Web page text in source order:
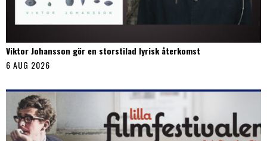
Viktor Johansson gör en storstilad lyrisk återkomst
6 AUG 2026